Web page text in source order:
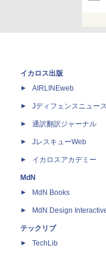
イカロス出版
AIRLINEweb
Jディフェンスニュー
通訳翻訳ジャーナル
JレスキューWeb
イカロスアカデミー
MdN
MdN Books
MdN Design
テックリブ
TechLib